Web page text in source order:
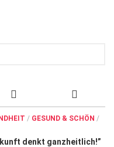
/ GESUND & SCHÖN /
denkt ganzheitlich!”